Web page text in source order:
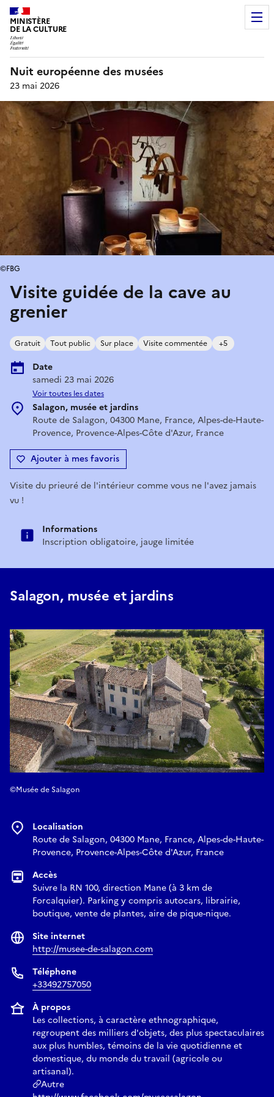
MINISTÈRE
DE LA CULTURE
Nuit européenne des musées
23 mai 2026
Visite guidée de la cave au
grenier
Gratuit Tout public Sur place Visite commentée +5
Date
samedi 23 mai 2026
Voir toutes les dates
Salagon, musée et jardins
Route de Salagon, 04300 Mane, France, Alpes-de-Haute-
Provence, Provence-Alpes-Côte d'Azur, France
Ajouter à mes favoris
©FBG
Visite du prieuré de l'intérieur comme vous ne l'avez jamais
vu !
Informations
Inscription obligatoire, jauge limitée
Salagon, musée et jardins
©Musée de Salagon
Localisation
Route de Salagon, 04300 Mane, France, Alpes-de-Haute-
Provence, Provence-Alpes-Côte d'Azur, France
Accès
Suivre la RN 100, direction Mane (à 3 km de
Forcalquier). Parking y compris autocars, librairie,
boutique, vente de plantes, aire de pique-nique.
Site internet
http://musee-de-salagon.com
Téléphone
+33492757050
À propos
Les collections, à caractère ethnographique,
regroupent des milliers d'objets, des plus spectaculaires
aux plus humbles, témoins de la vie quotidienne et
domestique, du monde du travail (agricole ou
artisanal).
Autre